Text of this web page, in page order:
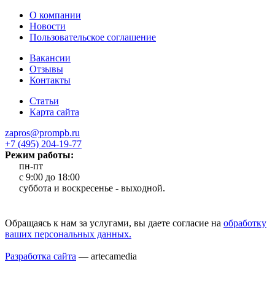
О компании
Новости
Пользовательское соглашение
Вакансии
Отзывы
Контакты
Статьи
Карта сайта
zapros@prompb.ru
+7 (495) 204-19-77
Режим работы:
пн-пт
с 9:00 до 18:00
cуббота и воскресенье - выходной.
Обращаясь к нам за услугами, вы даете согласие на обработку
ваших персональных данных.
Разработка сайта — artecamedia